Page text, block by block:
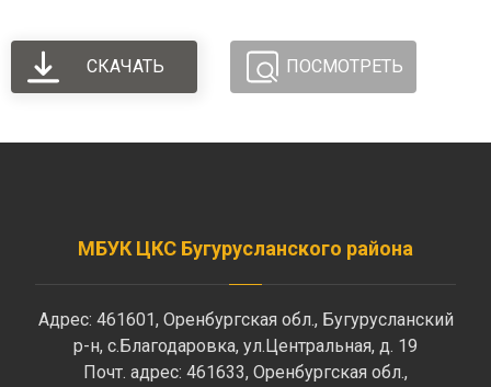
СКАЧАТЬ ПОСМОТРЕТЬ
МБУК ЦКС Бугурусланского района
Адрес: 461601, Оренбургская обл., Бугурусланский
р-н, с.Благодаровка, ул.Центральная, д. 19
Почт. адрес: 461633, Оренбургская обл.,